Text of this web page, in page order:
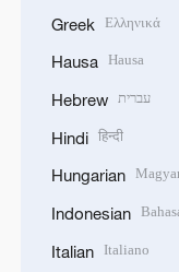
Greek Ελληνικά
Hausa Hausa
Hebrew עברית
Hindi हिन्दी
Hungarian
Indonesian
Italian Italiano